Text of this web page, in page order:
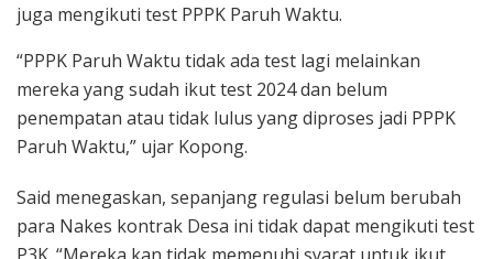
juga mengikuti test PPPK Paruh Waktu.
“PPPK Paruh Waktu tidak ada test lagi melainkan
mereka yang sudah ikut test 2024 dan belum
penempatan atau tidak lulus yang diproses jadi PPPK
Paruh Waktu,” ujar Kopong.
Said menegaskan, sepanjang regulasi belum berubah
para Nakes kontrak Desa ini tidak dapat mengikuti test